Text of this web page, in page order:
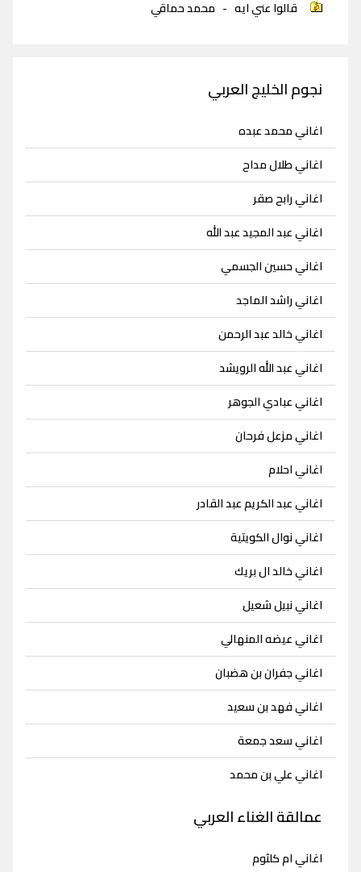
قالوا عني ايه - محمد حماقي
نجوم الخليج العربي
اغاني محمد عبده
اغاني طلال مداح
اغاني رابح صقر
اغاني عبد المجيد عبد الله
اغاني حسين الجسمي
اغاني راشد الماجد
اغاني خالد عبد الرحمن
اغاني عبد الله الرويشد
اغاني عبادي الجوهر
اغاني مزعل فرحان
اغاني احلام
اغاني عبد الكريم عبد القادر
اغاني نوال الكويتية
اغاني خالد ال بريك
اغاني نبيل شعيل
اغاني عيضه المنهالي
اغاني جفران بن هضبان
اغاني فهد بن سعيد
اغاني سعد جمعة
اغاني علي بن محمد
عمالقة الغناء العربي
اغاني ام كلثوم